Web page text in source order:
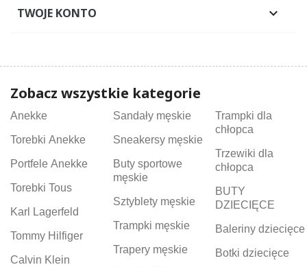
TWOJE KONTO 
Zobacz wszystkie kategorie
Anekke
Torebki Anekke
Portfele Anekke
Torebki Tous
Karl Lagerfeld
Tommy Hilfiger
Calvin Klein
Sandały męskie
Sneakersy męskie
Buty sportowe
męskie
Sztyblety męskie
Trampki męskie
Trapery męskie
Trampki dla
chłopca
Trzewiki dla
chłopca
BUTY
DZIECIĘCE
Baleriny dziecięce
Botki dziecięce